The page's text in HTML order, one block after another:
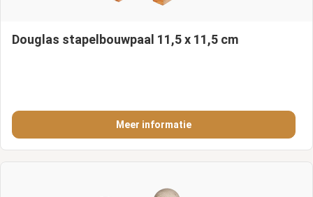
Douglas stapelbouwpaal 11,5 x 11,5 cm
Meer informatie